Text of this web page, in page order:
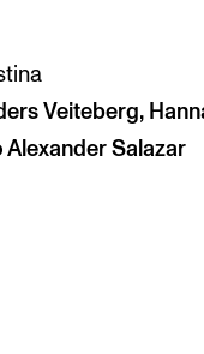
Veiteberg,
Alexander Salazar